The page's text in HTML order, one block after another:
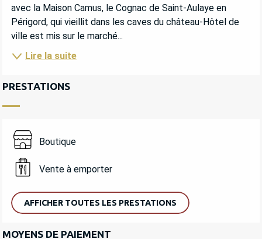
avec la Maison Camus, le Cognac de Saint-Aulaye en
Périgord, qui vieillit dans les caves du château-Hôtel de
ville est mis sur le marché...
Lire la suite
PRESTATIONS
Boutique
Vente à emporter
AFFICHER TOUTES LES PRESTATIONS
MOYENS DE PAIEMENT